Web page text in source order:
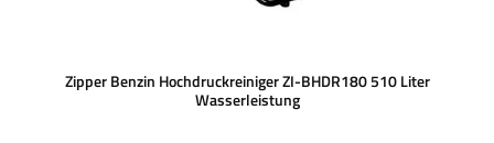
Zipper Benzin Hochdruckreiniger ZI-BHDR180 510 Liter
Wasserleistung